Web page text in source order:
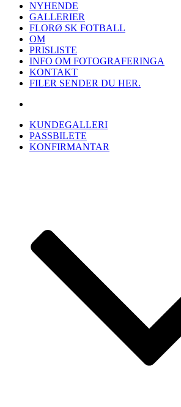
NYHENDE
GALLERIER
FLORØ SK FOTBALL
OM
PRISLISTE
INFO OM FOTOGRAFERINGA
KONTAKT
FILER SENDER DU HER.
KUNDEGALLERI
PASSBILETE
KONFIRMANTAR